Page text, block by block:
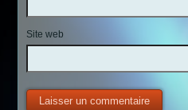
Site web